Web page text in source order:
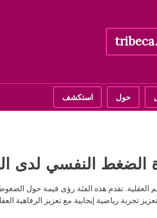
استكشف حول
الضغط النفسي لدى
تقدم هذه الفئة رؤى قيمة حول الضغوط
رياضية إيجابية مع تعزيز الرفاهية